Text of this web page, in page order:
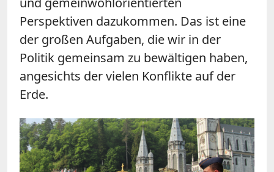
Perspektiven dazukommen. Das ist eine
der großen Aufgaben, die wir in der
Politik gemeinsam zu bewältigen haben,
angesichts der vielen Konflikte auf der
Erde.